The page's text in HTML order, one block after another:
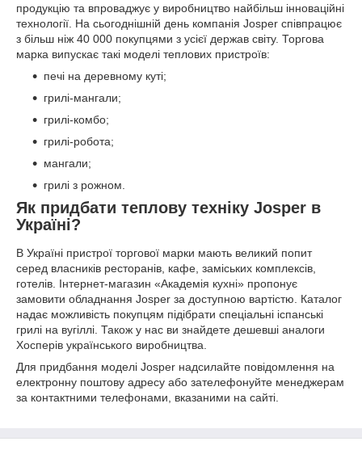
продукцію та впроваджує у виробництво найбільш інноваційні
технології. На сьогоднішній день компанія Josper співпрацює
з більш ніж 40 000 покупцями з усієї держав світу. Торгова
марка випускає такі моделі теплових пристроїв:
печі на деревному куті;
грилі-мангали;
грилі-комбо;
грилі-робота;
мангали;
грилі з рожном.
Як придбати теплову техніку Josper в
Україні?
В Україні пристрої торгової марки мають великий попит
серед власників ресторанів, кафе, заміських комплексів,
готелів. Інтернет-магазин «Академія кухні» пропонує
замовити обладнання Josper за доступною вартістю. Каталог
надає можливість покупцям підібрати спеціальні іспанські
грилі на вугіллі. Також у нас ви знайдете дешевші аналоги
Хосперів українського виробництва.
Для придбання моделі Josper надсилайте повідомлення на
електронну поштову адресу або зателефонуйте менеджерам
за контактними телефонами, вказаними на сайті.